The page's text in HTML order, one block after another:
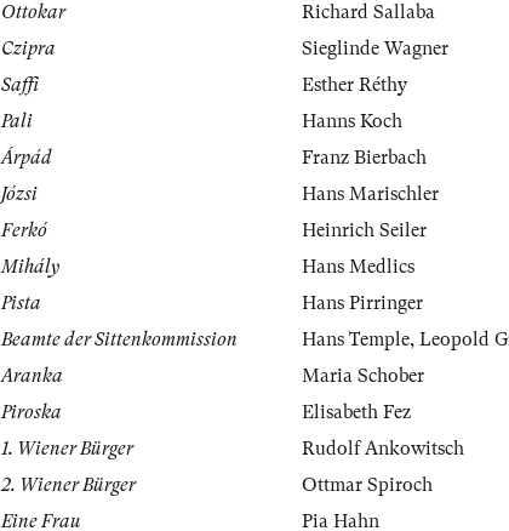
Ottokar
Richard Sallaba
Czipra
Sieglinde Wagner
Saffi
Esther Réthy
Pali
Hanns Koch
Árpád
Franz Bierbach
Józsi
Hans Marischler
Ferkó
Heinrich Seiler
Mihály
Hans Medlics
Pista
Hans Pirringer
Beamte der Sittenkommission
Hans Temple, Leopold
Aranka
Maria Schober
Piroska
Elisabeth Fez
1. Wiener Bürger
Rudolf Ankowitsch
2. Wiener Bürger
Ottmar Spiroch
Eine Frau
Pia Hahn